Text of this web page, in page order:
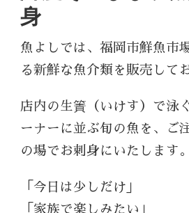
身
魚よしでは、福岡市鮮魚市
る新鮮な魚介類を販売して
店内の生簀（いけす）で泳
ーナーに並ぶ旬の魚を、ご
の場でお刺身にいたします。
「今日は少しだけ」
「家族で楽しみたい」